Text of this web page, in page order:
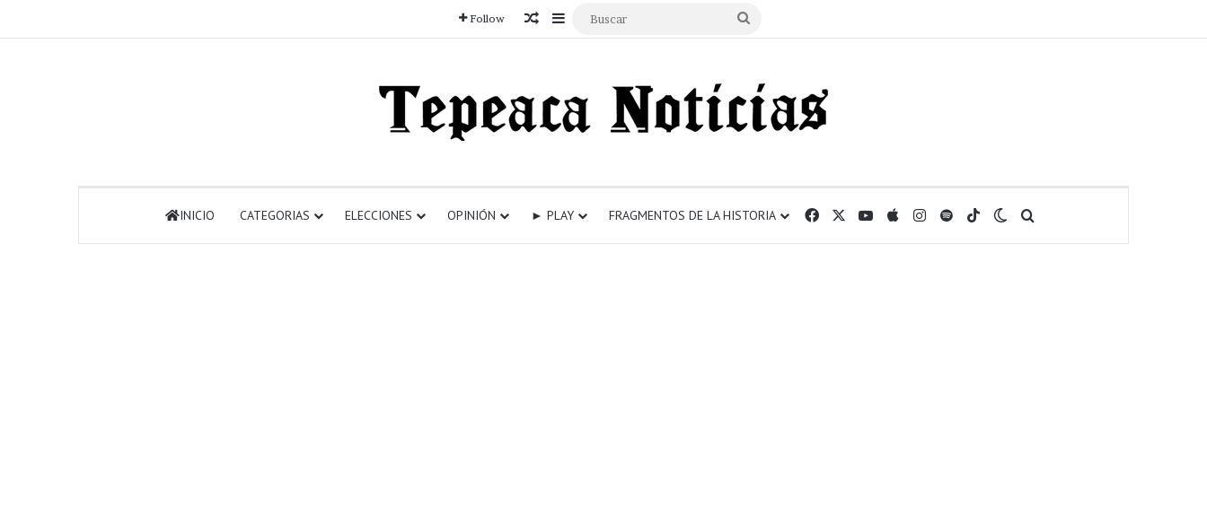
Follow Articulo aleatorio
Sidebar
INICIO CATEGORIAS ELECCIONES OPINIÓN ► PLAY FRAGMENTOS DE LA HISTORIA FacebookYouTube
AppleInstagram
SpotifyTikTokSwitch skin